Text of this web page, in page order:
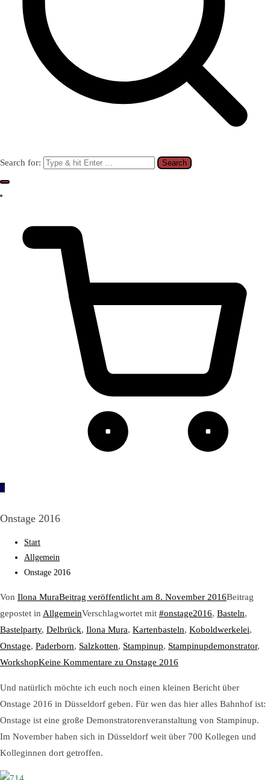
Search for:
0
Onstage 2016
Start
Allgemein
Onstage 2016
Von Ilona MuraBeitrag veröffentlicht am 8. November 2016Beitrag
gepostet in AllgemeinVerschlagwortet mit #onstage2016, Basteln,
Bastelparty, Delbrück, Ilona Mura, Kartenbasteln, Koboldwerkelei,
Onstage, Paderborn, Salzkotten, Stampinup, Stampinupdemonstrator,
WorkshopKeine Kommentare zu Onstage 2016
Und natürlich möchte ich euch noch einen kleinen Bericht über
Onstage 2016 in Düsseldorf geben. Für wen das hier alles Bahnhof ist:
Onstage ist eine große Demonstratorenveranstaltung von Stampinup.
Im November haben sich in Düsseldorf weit über 700 Kollegen und
Kolleginnen dort getroffen.